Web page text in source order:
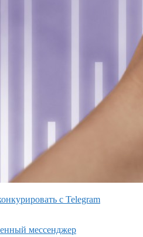
с Telegram
мессенджер